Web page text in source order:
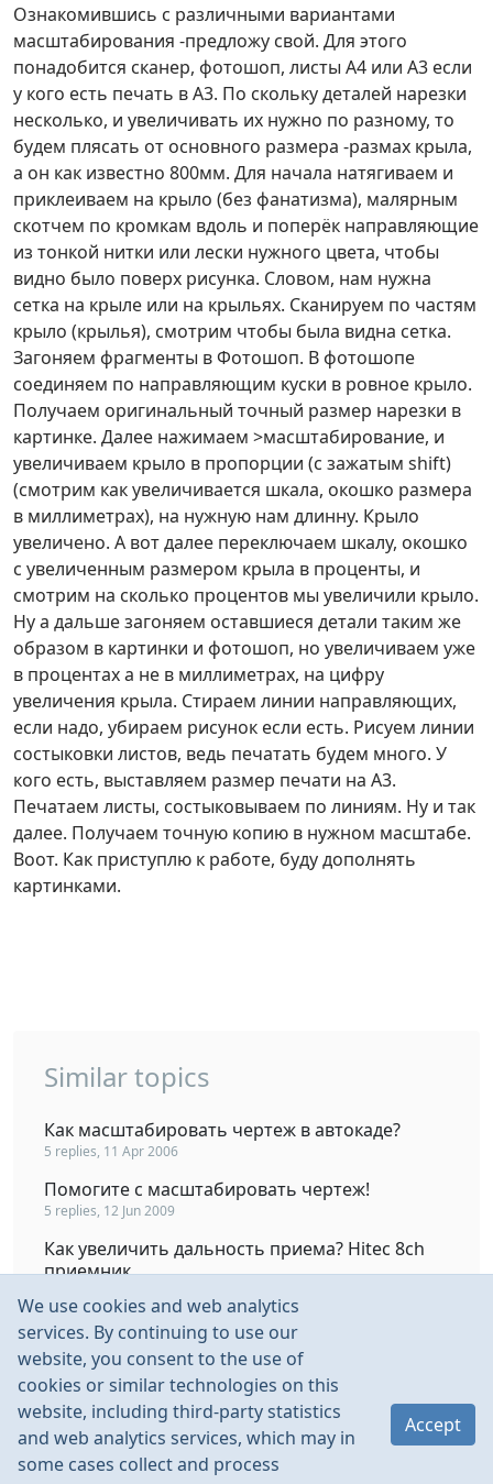
Ознакомившись с различными вариантами
масштабирования -предложу свой. Для этого
понадобится сканер, фотошоп, листы А4 или А3 если
у кого есть печать в А3. По скольку деталей нарезки
несколько, и увеличивать их нужно по разному, то
будем плясать от основного размера -размах крыла,
а он как известно 800мм. Для начала натягиваем и
приклеиваем на крыло (без фанатизма), малярным
скотчем по кромкам вдоль и поперёк направляющие
из тонкой нитки или лески нужного цвета, чтобы
видно было поверх рисунка. Словом, нам нужна
сетка на крыле или на крыльях. Сканируем по частям
крыло (крылья), смотрим чтобы была видна сетка.
Загоняем фрагменты в Фотошоп. В фотошопе
соединяем по направляющим куски в ровное крыло.
Получаем оригинальный точный размер нарезки в
картинке. Далее нажимаем >масштабирование, и
увеличиваем крыло в пропорции (с зажатым shift)
(смотрим как увеличивается шкала, окошко размера
в миллиметрах), на нужную нам длинну. Крыло
увеличено. А вот далее переключаем шкалу, окошко
с увеличенным размером крыла в проценты, и
смотрим на сколько процентов мы увеличили крыло.
Ну а дальше загоняем оставшиеся детали таким же
образом в картинки и фотошоп, но увеличиваем уже
в процентах а не в миллиметрах, на цифру
увеличения крыла. Стираем линии направляющих,
если надо, убираем рисунок если есть. Рисуем линии
состыковки листов, ведь печатать будем много. У
кого есть, выставляем размер печати на А3.
Печатаем листы, состыковываем по линиям. Ну и так
далее. Получаем точную копию в нужном масштабе.
Воот. Как приступлю к работе, буду дополнять
картинками.
Similar topics
Как масштабировать чертеж в автокаде?
5 replies, 11 Apr 2006
Помогите с масштабировать чертеж!
5 replies, 12 Jun 2009
Как увеличить дальность приема? Hitec 8ch
приемник
беспроводная камера - увеличить радиус
4 replies, 29 Apr 2013
Как увеличить чертеж?
5 replies, 26 Jan 2007
We use cookies and web analytics
services. By continuing to use our
website, you consent to the use of
cookies or similar technologies on this
website, including third-party statistics
and web analytics services, which may in
some cases collect and process
Accept